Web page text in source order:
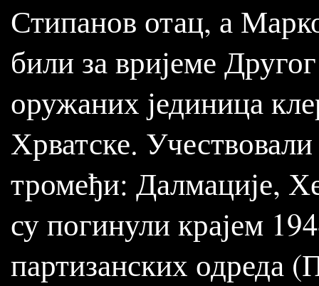
Стипанов отац, а
били за вријеме
оружаних јединица
Хрватске.
тромеђи: Далмације,
су погинули крајем
партизанских одреда